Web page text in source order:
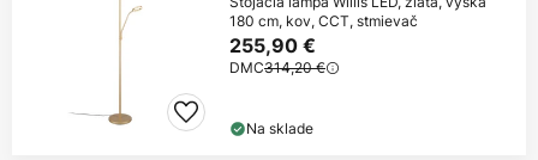
180 cm, kov, CCT, stmievač
255,90 €
DMC314,20 €
Na sklade